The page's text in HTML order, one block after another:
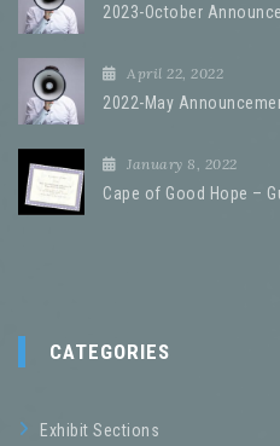
2023-October
April 22, 2022
2022-May
January 8, 2022
Cape of Good Hope –
CATEGORIES
Exhibit Sections